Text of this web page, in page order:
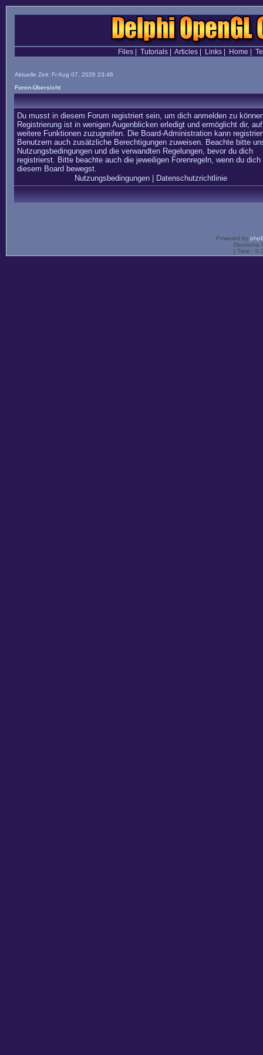
Files| Tutorials| Articles| Links| Home
Aktuelle Zeit: Fr Aug 07, 2026 23:46
Foren-Übersicht
Du musst in diesem Forum registriert sein, um dich anmelden zu
Registrierung ist in wenigen Augenblicken erledigt und ermöglicht dir, auf
weitere Funktionen zuzugreifen. Die Board-Administration kann
Benutzern auch zusätzliche Berechtigungen zuweisen. Beachte bitte
Nutzungsbedingungen und die verwandten Regelungen, bevor du dich
registrierst. Bitte beachte auch die jeweiligen Forenregeln, wenn du dich
diesem Board bewegst.
Nutzungsbedingungen| Datenschutzrichtlinie
Powered by
Deutsche
[ Time :